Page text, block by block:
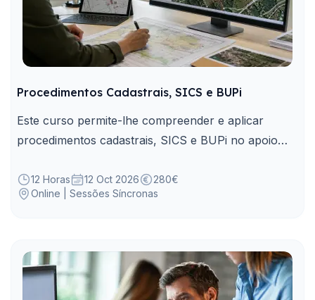
Procedimentos Cadastrais, SICS e BUPi
Este curso permite-lhe compreender e aplicar
procedimentos cadastrais, SICS e BUPi no apoio
12 Horas 12 Oct 2026
280€
Online | Sessões Síncronas